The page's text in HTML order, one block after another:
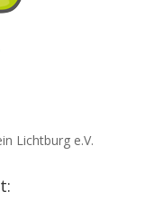
Lichtburg e.V.